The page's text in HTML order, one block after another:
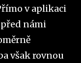
v aplikaci
námi
však rovnou